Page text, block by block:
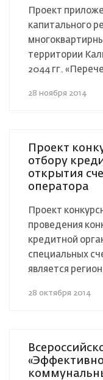
Проект
капитального
территории
2044 гг.
28 ноября 2014
Проект
отбору
открытия
оператора
Проект
проведения
кредитной
специальных
является
28 октября 2014